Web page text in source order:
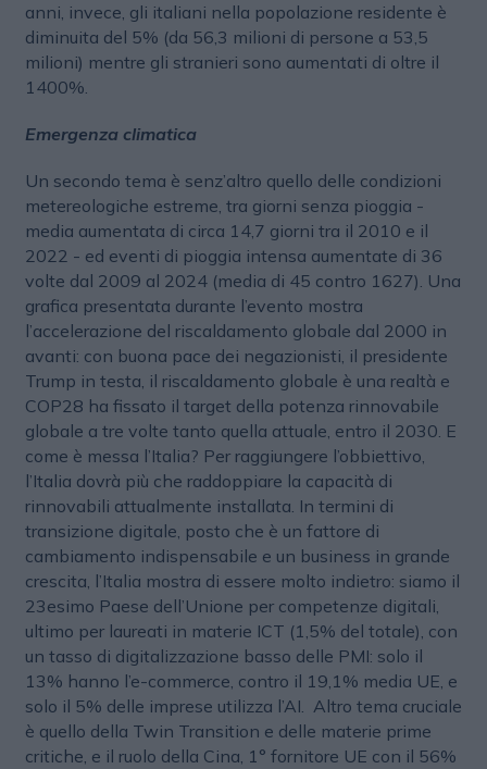
anni, invece, gli italiani nella popolazione residente è
diminuita del 5% (da 56,3 milioni di persone a 53,5
milioni) mentre gli stranieri sono aumentati di oltre il
1400%.
Emergenza climatica
Un secondo tema è senz’altro quello delle condizioni
metereologiche estreme, tra giorni senza pioggia -
media aumentata di circa 14,7 giorni tra il 2010 e il
2022 - ed eventi di pioggia intensa aumentate di 36
volte dal 2009 al 2024 (media di 45 contro 1627). Una
grafica presentata durante l’evento mostra
l’accelerazione del riscaldamento globale dal 2000 in
avanti: con buona pace dei negazionisti, il presidente
Trump in testa, il riscaldamento globale è una realtà e
COP28 ha fissato il target della potenza rinnovabile
globale a tre volte tanto quella attuale, entro il 2030. E
come è messa l’Italia? Per raggiungere l’obbiettivo,
l’Italia dovrà più che raddoppiare la capacità di
rinnovabili attualmente installata. In termini di
transizione digitale, posto che è un fattore di
cambiamento indispensabile e un business in grande
crescita, l’Italia mostra di essere molto indietro: siamo il
23esimo Paese dell’Unione per competenze digitali,
ultimo per laureati in materie ICT (1,5% del totale), con
un tasso di digitalizzazione basso delle PMI: solo il
13% hanno l’e-commerce, contro il 19,1% media UE, e
solo il 5% delle imprese utilizza l’AI. Altro tema cruciale
è quello della Twin Transition e delle materie prime
critiche, e il ruolo della Cina, 1° fornitore UE con il 56%